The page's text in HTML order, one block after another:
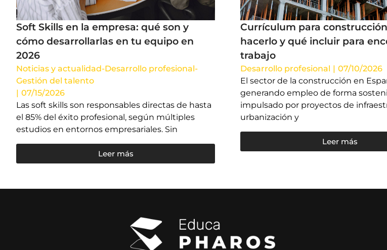
Soft Skills en la empresa: qué son y
cómo desarrollarlas en tu equipo en
2026
Noticias y actualidad-Desarrollo profesional-
Gestión del talento
| 07/15/2026
Las soft skills son responsables directas de hasta
el 85% del éxito profesional, según múltiples
estudios en entornos empresariales. Sin
Leer más
Currículum para
hacerlo y qué incluir para
trabajo
Desarrollo profesional | 07/10/2026
El sector de la construcción en
generando empleo de forma
impulsado por proyectos de
urbanización y
Leer más